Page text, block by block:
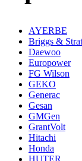
AYERBE
Briggs &
Daewoo
Europower
FG Wilson
GEKO
Generac
Gesan
GMGen
GrantVolt
Hitachi
Honda